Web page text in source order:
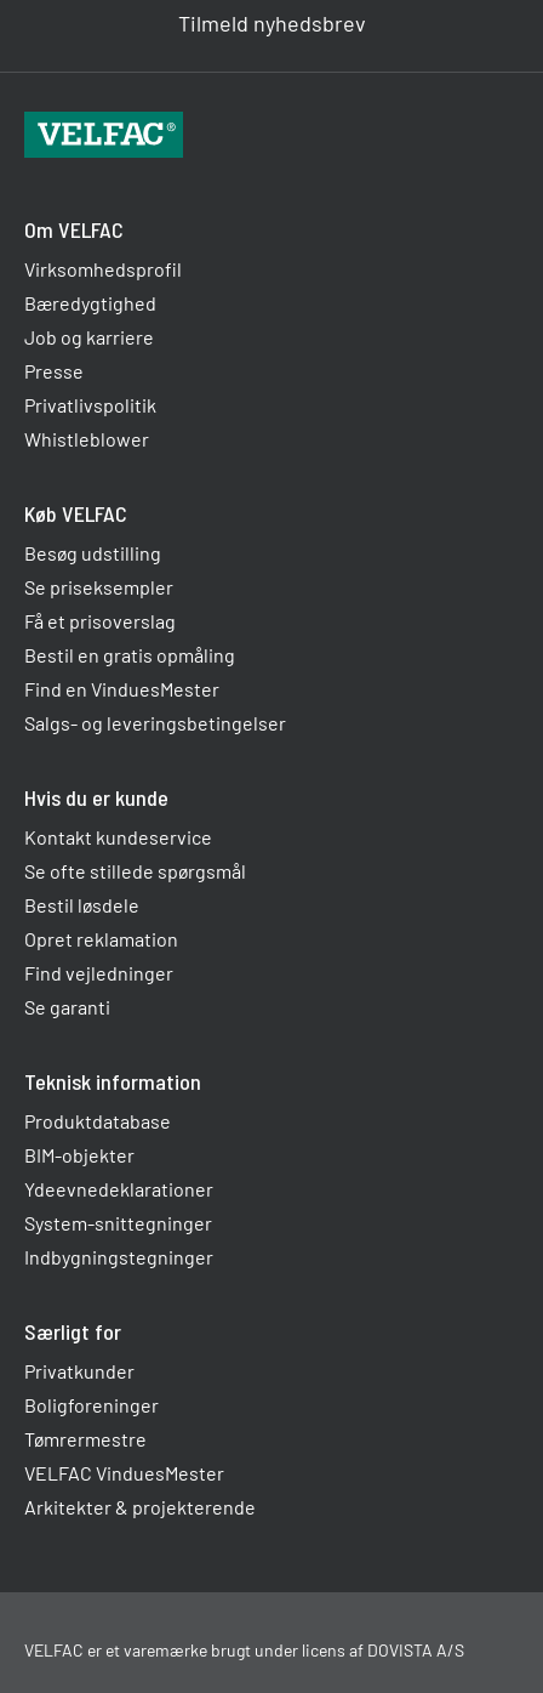
Tilmeld nyhedsbrev
Om VELFAC
Virksomhedsprofil
Bæredygtighed
Job og karriere
Presse
Privatlivspolitik
Whistleblower
Køb VELFAC
Besøg udstilling
Se priseksempler
Få et prisoverslag
Bestil en gratis opmåling
Find en VinduesMester
Salgs- og leveringsbetingelser
Hvis du er kunde
Kontakt kundeservice
Se ofte stillede spørgsmål
Bestil løsdele
Opret reklamation
Find vejledninger
Se garanti
Teknisk information
Produktdatabase
BIM-objekter
Ydeevnedeklarationer
System-snittegninger
Indbygningstegninger
Særligt for
Privatkunder
Boligforeninger
Tømrermestre
VELFAC VinduesMester
Arkitekter & projekterende
VELFAC er et varemærke brugt under licens af DOVISTA A/S